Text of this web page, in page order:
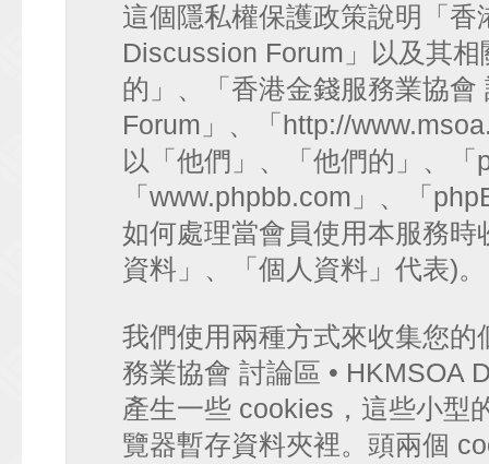
這個隱私權保護政策說明「香
Discussion Forum」以及其
的」、「香港金錢服務業協
Forum」、「http://
以「他們」、「他們的」、「
「www.phpbb.com」、「
如何處理當會員使用本服務
資料」、「個人資料」代表)。
我們使用兩種方式來收集您
務業協會 討論區 • HKMSOA
產生一些 cookies，這些小型
覽器暫存資料夾裡。頭兩個